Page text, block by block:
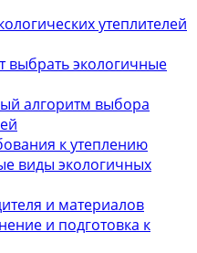
утеплителей
экологичные
алгоритм выбора
к утеплению
виды экологичных
и материалов
и подготовка к